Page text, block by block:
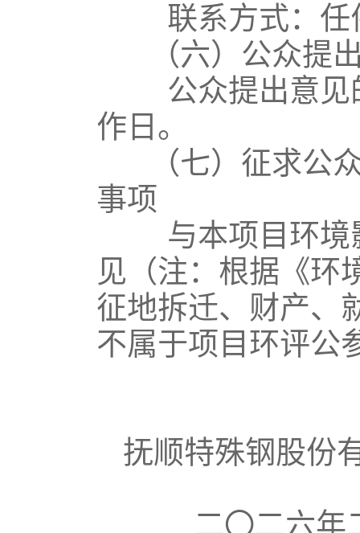
联系方式：任
（六）公众提
公众提出意见的
作日。
（七）征求公众
事项
与本项目环境影
见（注：根据《环
征地拆迁、财产、
不属于项目环评公
抚顺特殊钢股份
二〇二六年